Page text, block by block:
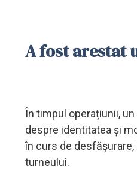
A fost arestat
În timpul operațiunii,
despre identitatea și
în curs de
turneului.